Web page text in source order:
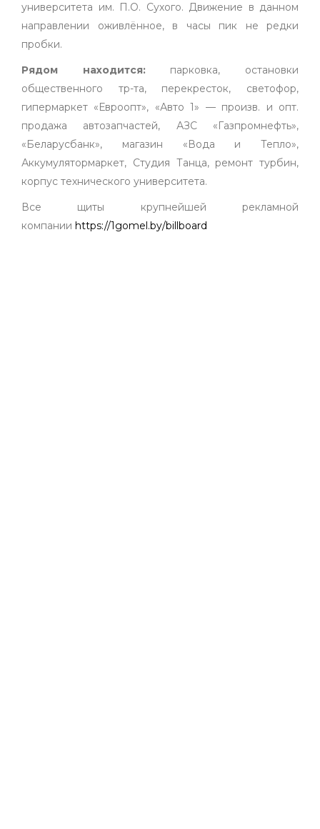
университета им. П.О. Сухого. Движение в данном
направлении оживлённое, в часы пик не редки
пробки.
Рядом находится:парковка, остановки
общественного тр-та, перекресток, светофор,
гипермаркет «Евроопт», «Авто 1» — произв. и опт.
продажа автозапчастей, АЗС «Газпромнефть»,
«Беларусбанк», магазин «Вода и Тепло»,
Аккумулятормаркет, Студия Танца, ремонт турбин,
корпус технического университета.
Все щиты крупнейшей рекламной
компании https://1gomel.by/billboard